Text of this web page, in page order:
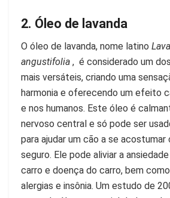
2. Óleo de lavanda
O óleo de lavanda, nome latino
angustifolia , é considerado um
mais versáteis, criando uma
harmonia e oferecendo um efeito
e nos humanos. Este óleo é
nervoso central e só pode ser
para ajudar um cão a se
seguro. Ele pode aliviar a
carro e doença do carro, bem
alergias e insônia. Um estudo de